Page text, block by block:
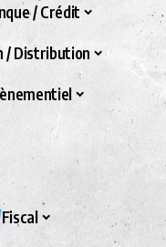
/ Crédit
/ Distribution
Fiscal